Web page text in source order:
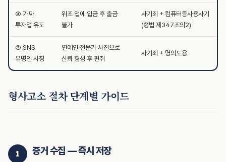
④ 가짜
투자앱 유도
위조 앱에 입금 후 출금
불가
사기죄 + 컴퓨터등사용사기
(형법 제347조의2)
⑤ SNS
유명인 사칭
연예인·전문가 사진으로
신뢰 형성 후 편취
사기죄 + 명의도용
형사고소 절차 단계별 가이드
증거 수집 — 즉시 저장